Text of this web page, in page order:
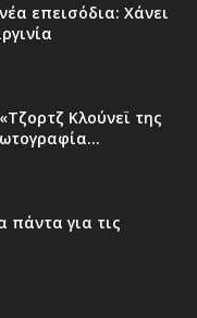
επεισόδια: Χάνει
Κλούνεϊ της
πάντα για τις